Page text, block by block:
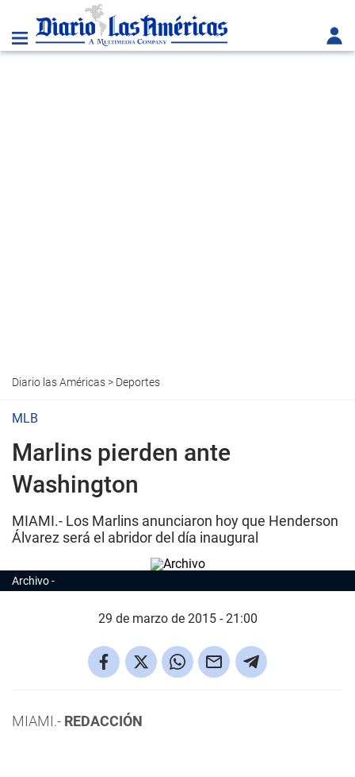
Diario las Américas> Deportes
MLB
Marlins pierden ante
Washington
MIAMI.- Los Marlins anunciaron hoy que Henderson
Álvarez será el abridor del día inaugural
Archivo
29 de marzo de 2015 - 21:00
MIAMI.- REDACCIÓN